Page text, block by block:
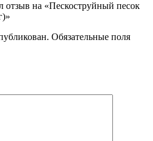
отзыв на «Пескоструйный песок
Обязательные поля